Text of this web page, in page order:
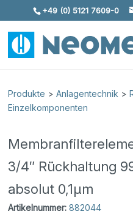
Skip To Content
+49 (0) 5121 7609-0
Produkte >Anlagentechnik >
Einzelkomponenten
3/4″ Rückhaltung
absolut 0,1µm
Artikelnummer: 882044